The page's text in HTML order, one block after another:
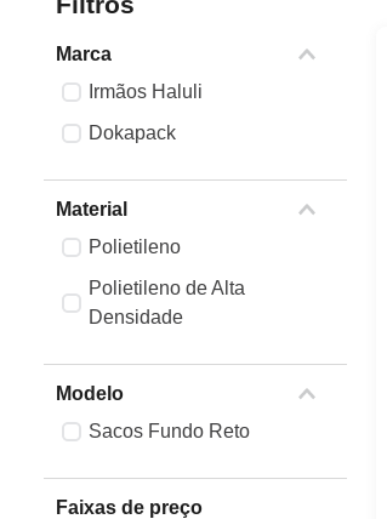
Marca
Irmãos Haluli
Dokapack
Material
Polietileno
Polietileno de Alta
Densidade
Modelo
Sacos Fundo Reto
Faixas de preço